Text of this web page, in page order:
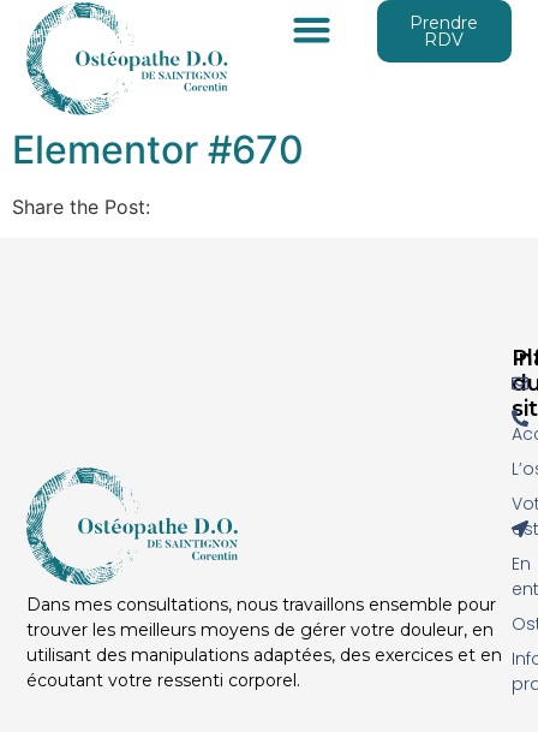
Prendre
RDV
Elementor #670
Share the Post:
Dans mes consultations, nous travaillons ensemble pour
trouver les meilleurs moyens de gérer votre douleur, en
utilisant des manipulations adaptées, des exercices et en
écoutant votre ressenti corporel.
En